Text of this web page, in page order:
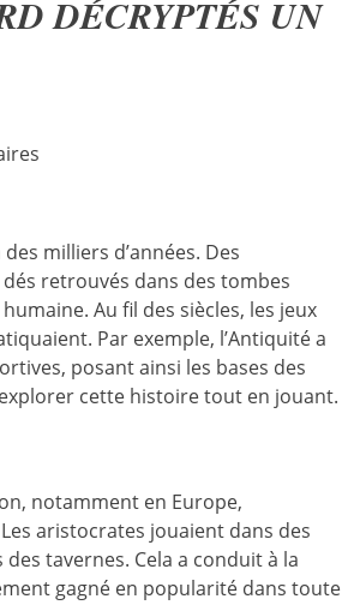
DÉCRYPTÉS UN
milliers d’années. Des
retrouvés dans des tombes
Au fil des siècles, les jeux
Par exemple, l’Antiquité a
posant ainsi les bases des
cette histoire tout en jouant.
notamment en Europe,
aristocrates jouaient dans des
tavernes. Cela a conduit à la
gagné en popularité dans toute